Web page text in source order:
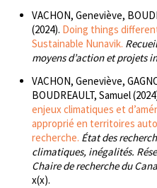
VACHON, Geneviève,
(2024). Doing things
Sustainable Nunavik.
moyens d’action et projets
VACHON, Geneviève,
BOUDREAULT, Samuel
enjeux climatiques et
approprié en territoires
recherche. État des
climatiques, inégalités.
Chaire de recherche du
x(x).